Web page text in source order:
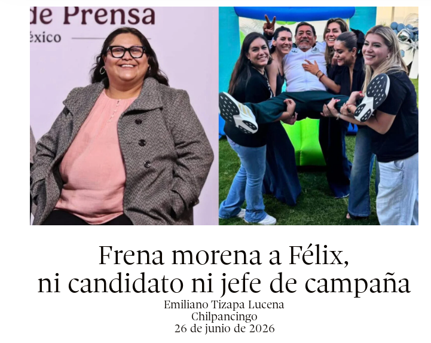
Frena morena a Félix,
ni candidato ni jefe de campaña
Emiliano Tizapa Lucena
Chilpancingo
26 de junio de 2026